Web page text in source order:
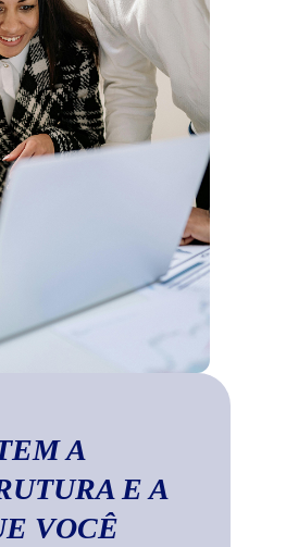
A
E A
VOCÊ